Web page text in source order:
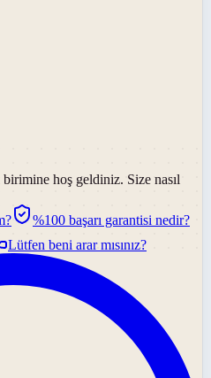
birimine hoş geldiniz. Size nasıl
%100 başarı garantisi nedir?
Lütfen beni arar mısınız?